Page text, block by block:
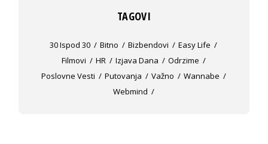
TAGOVI
30 Ispod 30 Bitno Bizbendovi
Easy Life
Filmovi
HR Izjava Dana
Odrzime
Poslovne Vesti
Putovanja Važno
Wannabe
Webmind